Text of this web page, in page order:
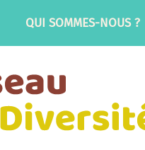
QUI SOMMES-NOUS ?